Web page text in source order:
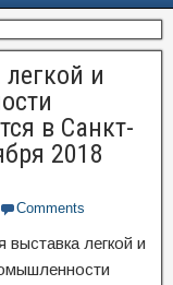
и
в Санкт-
2018
Comments
легкой и